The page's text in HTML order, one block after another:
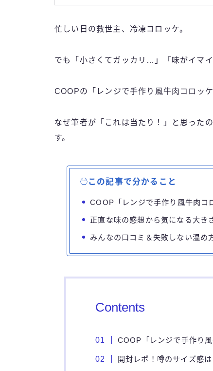
忙しい日の救世主、冷凍コロッケ。
でも「小さくてガッカリ…」「味がイマ
COOPの「レンジで手作り風牛肉コロッ
なぜ筆者が「これは当たり！」と思った
す。
この記事で分かること
COOP「レンジで手作り風牛肉コ
正直な味の感想から気になる大き
みんなの口コミ＆失敗しない温め
Contents
COOP「レンジで手作り
開封レポ！噂のサイズ感